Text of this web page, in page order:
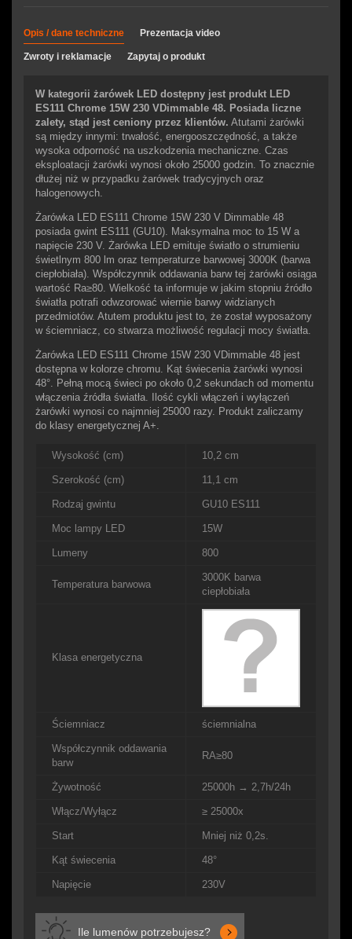
Opis / dane techniczne Prezentacja video
Zwroty i reklamacje Zapytaj o produkt
W kategorii żarówek LED dostępny jest produkt LED
ES111 Chrome 15W 230 VDimmable 48. Posiada liczne
zalety, stąd jest ceniony przez klientów. Atutami żarówki
są między innymi: trwałość, energooszczędność, a także
wysoka odporność na uszkodzenia mechaniczne. Czas
eksploatacji żarówki wynosi około 25000 godzin. To znacznie
dłużej niż w przypadku żarówek tradycyjnych oraz
halogenowych.
Żarówka LED ES111 Chrome 15W 230 V Dimmable 48
posiada gwint ES111 (GU10). Maksymalna moc to 15 W a
napięcie 230 V. Żarówka LED emituje światło o strumieniu
świetlnym 800 lm oraz temperaturze barwowej 3000K (barwa
ciepłobiała). Współczynnik oddawania barw tej żarówki osiąga
wartość Ra≥80. Wielkość ta informuje w jakim stopniu źródło
światła potrafi odwzorować wiernie barwy widzianych
przedmiotów. Atutem produktu jest to, że został wyposażony
w ściemniacz, co stwarza możliwość regulacji mocy światła.
Żarówka LED ES111 Chrome 15W 230 VDimmable 48 jest
dostępna w kolorze chromu. Kąt świecenia żarówki wynosi
48°. Pełną mocą świeci po około 0,2 sekundach od momentu
włączenia źródła światła. Ilość cykli włączeń i wyłączeń
żarówki wynosi co najmniej 25000 razy. Produkt zaliczamy
do klasy energetycznej A+.
Wysokość (cm) 10,2 cm
Szerokość (cm) 11,1 cm
Rodzaj gwintu GU10 ES111
Moc lampy LED 15W
Lumeny 800
Temperatura barwowa
3000K barwa
ciepłobiała
Klasa energetyczna
Ściemniacz ściemnialna
Współczynnik oddawania
barw
RA≥80
Żywotność 25000h → 2,7h/24h
Włącz/Wyłącz ≥ 25000x
Start Mniej niż 0,2s.
Kąt świecenia 48°
Napięcie 230V
Ile lumenów potrzebujesz?